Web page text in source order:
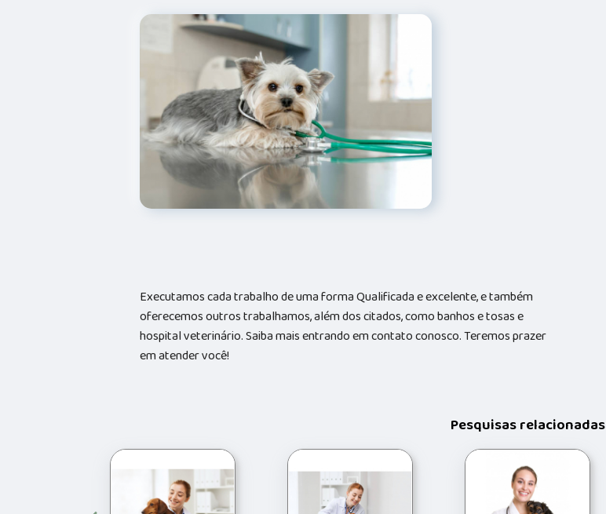
Executamos cada trabalho de uma forma Qualificada e excelente, e também
oferecemos outros trabalhamos, além dos citados, como banhos e tosas e
hospital veterinário. Saiba mais entrando em contato conosco. Teremos prazer
em atender você!
Pesquisas relacionadas